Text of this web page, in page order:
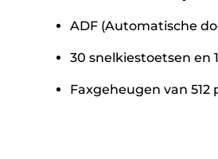
ADF (Automatische
30 snelkiestoetsen en
Faxgeheugen van